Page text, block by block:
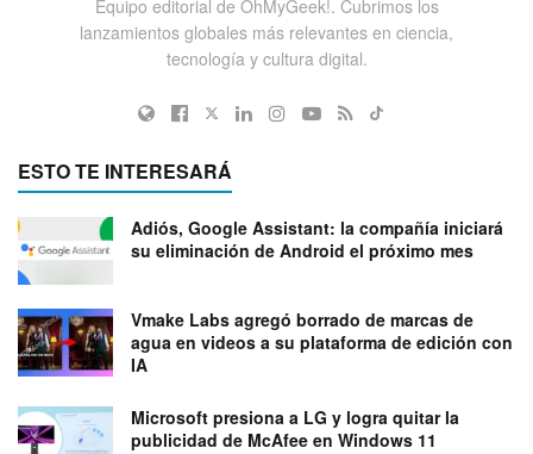
Equipo editorial de OhMyGeek!. Cubrimos los
lanzamientos globales más relevantes en ciencia,
tecnología y cultura digital.
ESTO TE INTERESARÁ
Adiós, Google Assistant: la compañía iniciará
su eliminación de Android el próximo mes
Vmake Labs agregó borrado de marcas de
agua en videos a su plataforma de edición con
IA
Microsoft presiona a LG y logra quitar la
publicidad de McAfee en Windows 11